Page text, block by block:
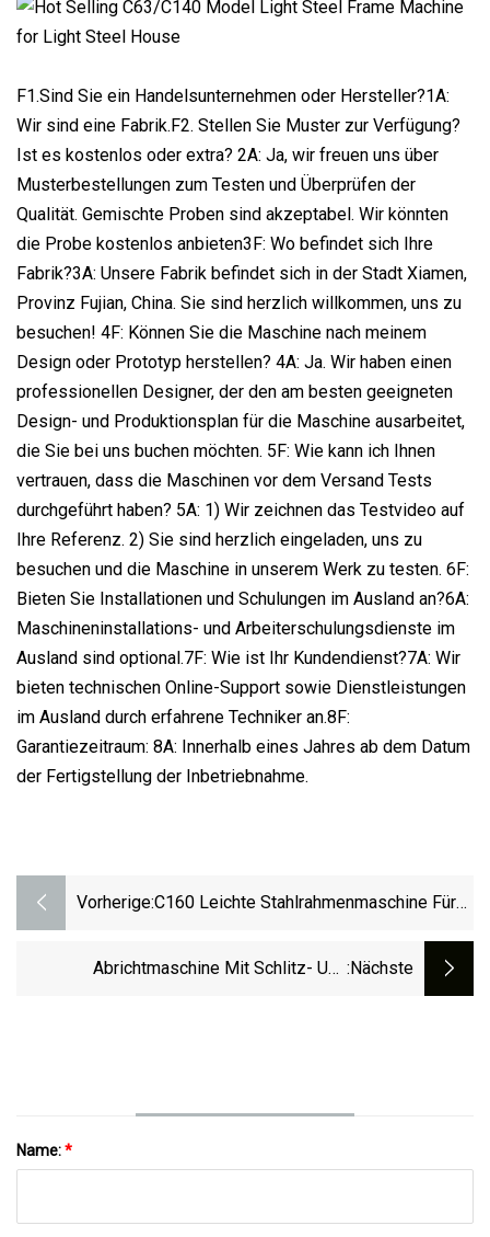
F1.Sind Sie ein Handelsunternehmen oder Hersteller?1A:
Wir sind eine Fabrik.F2. Stellen Sie Muster zur Verfügung?
Ist es kostenlos oder extra? 2A: Ja, wir freuen uns über
Musterbestellungen zum Testen und Überprüfen der
Qualität. Gemischte Proben sind akzeptabel. Wir könnten
die Probe kostenlos anbieten3F: Wo befindet sich Ihre
Fabrik?3A: Unsere Fabrik befindet sich in der Stadt Xiamen,
Provinz Fujian, China. Sie sind herzlich willkommen, uns zu
besuchen! 4F: Können Sie die Maschine nach meinem
Design oder Prototyp herstellen? 4A: Ja. Wir haben einen
professionellen Designer, der den am besten geeigneten
Design- und Produktionsplan für die Maschine ausarbeitet,
die Sie bei uns buchen möchten. 5F: Wie kann ich Ihnen
vertrauen, dass die Maschinen vor dem Versand Tests
durchgeführt haben? 5A: 1) Wir zeichnen das Testvideo auf
Ihre Referenz. 2) Sie sind herzlich eingeladen, uns zu
besuchen und die Maschine in unserem Werk zu testen. 6F:
Bieten Sie Installationen und Schulungen im Ausland an?6A:
Maschineninstallations- und Arbeiterschulungsdienste im
Ausland sind optional.7F: Wie ist Ihr Kundendienst?7A: Wir
bieten technischen Online-Support sowie Dienstleistungen
im Ausland durch erfahrene Techniker an.8F:
Garantiezeitraum: 8A: Innerhalb eines Jahres ab dem Datum
der Fertigstellung der Inbetriebnahme.
Vorherige:C160 Leichte Stahlrahmenmaschine Für
Abrichtmaschine Mit Schlitz- Und :nächste
Name:*